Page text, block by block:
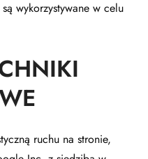
wykorzystywane w celu
ruchu na stronie,